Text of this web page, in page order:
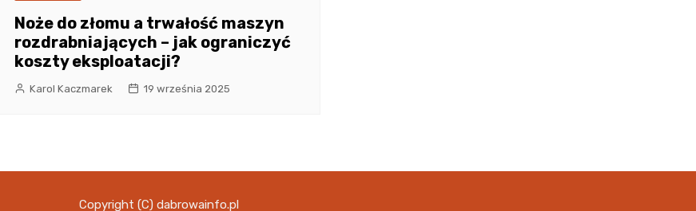
Noże do złomu a trwałość maszyn
rozdrabniających – jak ograniczyć
koszty eksploatacji?
Karol Kaczmarek 19 września 2025
Copyright (C) dabrowainfo.pl